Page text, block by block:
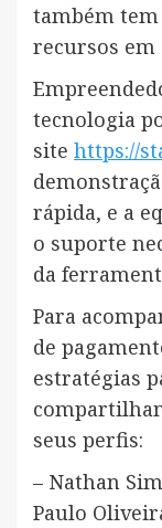
também tem
recursos em
tecnologia
site https://
rápida, e a
o suporte
da
Para
de
estratégias
seus perfis:
– Nathan
Paulo